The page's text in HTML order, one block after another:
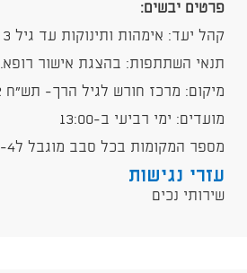
פרטים יבשים:
​קהל יעד: אימהות ותינוקות עד גיל 3 חודשים.
​תנאי השתתפות: בהצגת אישור רופא.
​מיקום: מרכז חורש לגיל הרך- תש"ח 2
​מועדים: ימי רביעי ב-13:00
​מספר המקומות בכל סבב מוגבל ל3-4 משתתפות בלבד.
עזרי נגישות
שירותי נכים